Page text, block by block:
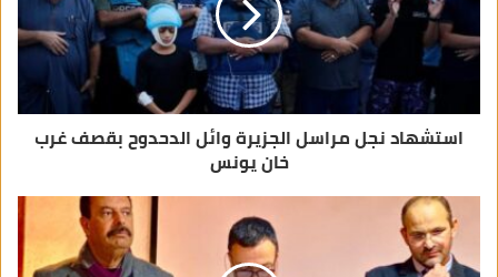
و
ن
استشهاد نجل مراسل الجزيرة وائل الدحدوح بقصف غرب
خان يونس